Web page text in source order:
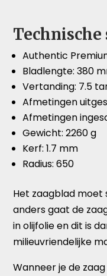
Authentic
Bladlengte: 380
Vertanding: 7.5
Afmetingen
Afmetingen
Gewicht: 2260 g
Kerf: 1.7 mm
Radius: 650
Het zaagblad moet
anders gaat de
in olijfolie en dit is
milieuvriendelijke
Wanneer je de